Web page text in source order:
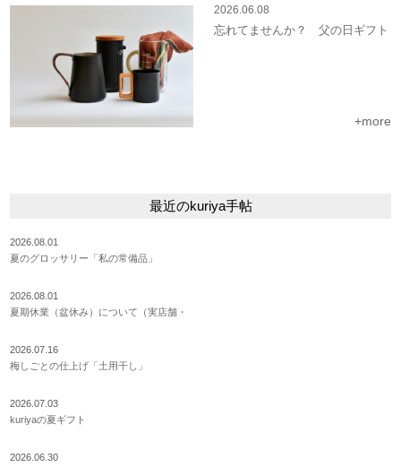
2026.06.08
忘れてませんか？ 父の日ギフト
+more
最近のkuriya手帖
2026.08.01
夏のグロッサリー「私の常備品」
2026.08.01
夏期休業（盆休み）について（実店舗・
2026.07.16
梅しごとの仕上げ「土用干し」
2026.07.03
kuriyaの夏ギフト
2026.06.30